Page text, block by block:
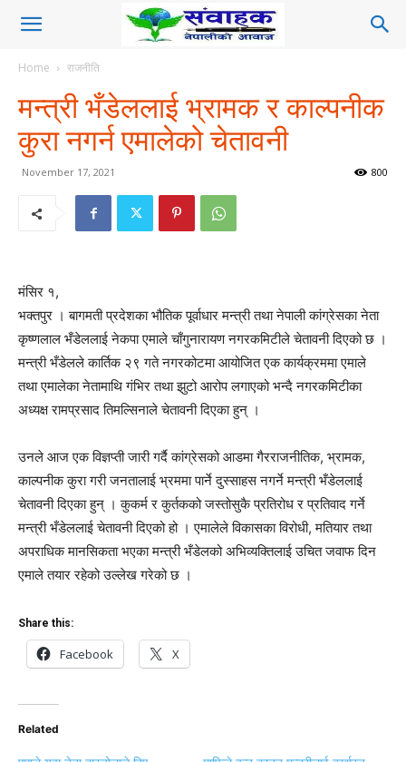
Home राजनीति
मन्त्री भँडेललाई भ्रामक र काल्पनीक
कुरा नगर्न एमालेको चेतावनी
November 17, 2021 800
मंसिर १,
भक्तपुर । बागमती प्रदेशका भौतिक पूर्वाधार मन्त्री तथा नेपाली कांग्रेसका नेता
कृष्णलाल भँडेललाई नेकपा एमाले चाँगुनारायण नगरकमिटीले चेतावनी दिएको छ ।
मन्त्री भँडेलले कार्तिक २९ गते नगरकोटमा आयोजित एक कार्यक्रममा एमाले
तथा एमालेका नेतामाथि गंभिर तथा झुटो आरोप लगाएको भन्दै नगरकमिटीका
अध्यक्ष रामप्रसाद तिमल्सिनाले चेतावनी दिएका हुन् ।
उनले आज एक विज्ञप्ती जारी गर्दै कांग्रेसको आडमा गैरराजनीतिक, भ्रामक,
काल्पनीक कुरा गरी जनतालाई भ्रममा पार्ने दुस्साहस नगर्ने मन्त्री भँडेललाई
चेतावनी दिएका हुन् । कुकर्म र कुर्तकको जस्तोसुकै प्रतिरोध र प्रतिवाद गर्ने
मन्त्री भँडेललाई चेतावनी दिएको हो । एमालेले विकासका विरोधी, मतियार तथा
अपराधिक मानसिकता भएका मन्त्री भँडेलको अभिव्यक्तिलाई उचित जवाफ दिन
एमाले तयार रहेको उल्लेख गरेको छ ।
Share this:
Facebook X
Related